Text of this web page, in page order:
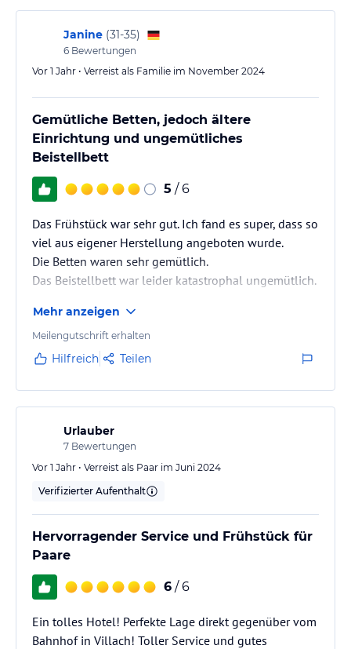
Janine (31-35)
6 Bewertungen
Vor 1 Jahr • Verreist als Familie im November 2024
Gemütliche Betten, jedoch ältere
Einrichtung und ungemütliches
Beistellbett
5 / 6
Das Frühstück war sehr gut. Ich fand es super, dass so
viel aus eigener Herstellung angeboten wurde.
Die Betten waren sehr gemütlich.
Das Beistellbett war leider katastrophal ungemütlich.
Die Einrichtung ist schon etwas in die Jahre
gekommen, vor allem in der Dusche konnte man das
sehen.
Mehr anzeigen
Meilengutschrift erhalten
Hilfreich Teilen
Urlauber
7 Bewertungen
Vor 1 Jahr • Verreist als Paar im Juni 2024
Verifizierter Aufenthalt
Hervorragender Service und Frühstück für
Paare
6 / 6
Ein tolles Hotel! Perfekte Lage direkt gegenüber vom
Bahnhof in Villach! Toller Service und gutes